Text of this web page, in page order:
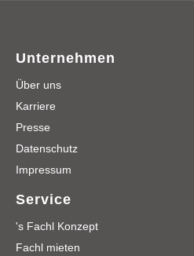
Unternehmen
Über uns
Karriere
Presse
Datenschutz
Impressum
Service
's Fachl Konzept
Fachl mieten